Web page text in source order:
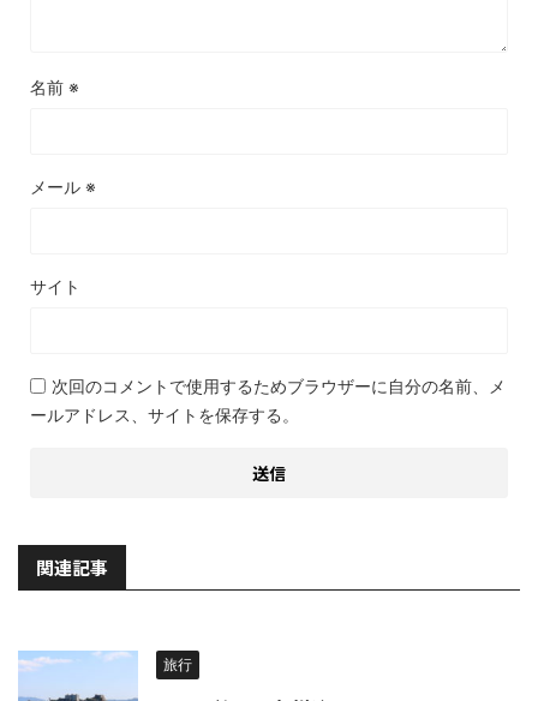
名前 ※
メール ※
サイト
次回のコメントで使用するためブラウザーに自分の名前、メ
ールアドレス、サイトを保存する。
関連記事
旅行